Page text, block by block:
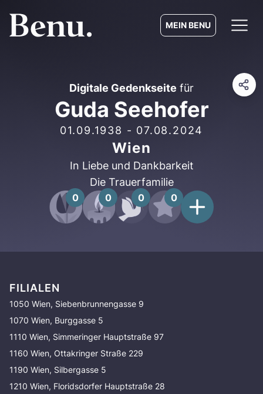
MEIN BENU
Digitale Gedenkseite für
Guda Seehofer
01.09.1938 - 07.08.2024
Wien
In Liebe und Dankbarkeit
Die Trauerfamilie
0 0 0 0
FILIALEN
1050 Wien, Siebenbrunnengasse 9
1070 Wien, Burggasse 5
1110 Wien, Simmeringer Hauptstraße 97
1160 Wien, Ottakringer Straße 229
1190 Wien, Silbergasse 5
1210 Wien, Floridsdorfer Hauptstraße 28